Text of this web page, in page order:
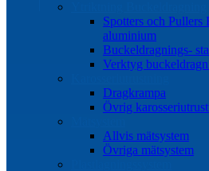
Spotters och Pullers
aluminium
Buckeldragnings-
Verktyg
Dragkrampa
Övrig
Allvis mätsystem
Övriga mätsystem